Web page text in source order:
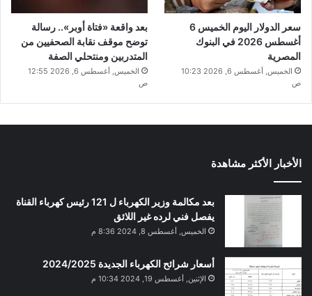
سعر الدولار اليوم الخميس 6
أغسطس 2026 في البنوك
المصرية
الخميس, أغسطس 6, 2026 10:23
ص
بعد واقعة «فتاة أوبر».. رسالة
توضح موقف نقابة الصحفيين من
المتدربين ومنتحلي الصفة
الخميس, أغسطس 6, 2026 12:55
ص
الأخبار الأكثر مشاهدة
بعد مكالمة وزير الكهرباء ل 121 رئيس كهرباء القناة
يفصل فني لرده غير اللائق
الخميس, أغسطس 8, 2024 8:36 م
أسعار شرائح الكهرباء الجديدة 2024/2025
الإثنين, أغسطس 19, 2024 10:34 م